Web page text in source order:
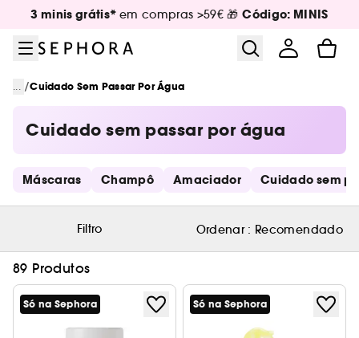
Ir para o menu
Ir para o conteúdo principal
Ir para o rodapé
3 minis grátis* em compras >59€ 🎁Código: MINIS
... /Cuidado Sem Passar Por Água
Cuidado sem passar por água
Saltar os links rápidos
Máscaras Champô Amaciador Cuidado sem
Filtro Ordenar : Recomendado
89 Produtos
Só na Sephora Só na Sephora